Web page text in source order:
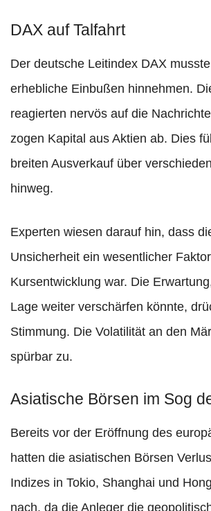
DAX auf Talfahrt
Der deutsche Leitindex DAX
erhebliche Einbußen hinnehmen.
reagierten nervös auf die
zogen Kapital aus Aktien ab. Dies
breiten Ausverkauf über
hinweg.
Experten wiesen darauf hin, dass
Unsicherheit ein wesentlicher
Kursentwicklung war. Die
Lage weiter verschärfen könnte,
Stimmung. Die Volatilität an den
spürbar zu.
Asiatische Börsen im Sog
Bereits vor der Eröffnung des
hatten die asiatischen Börsen
Indizes in Tokio, Shanghai und
nach, da die Anleger die